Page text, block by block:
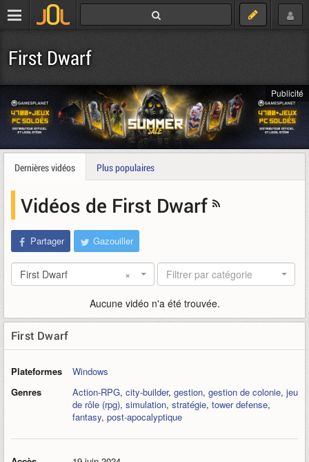
First Dwarf
Publicité
Dernières vidéos Plus populaires
Vidéos de First Dwarf
Partager Gazouiller
×
First Dwarf Filtrer par catégorie
Aucune vidéo n'a été trouvée.
First Dwarf
Plateformes
Windows
Genres
Action-RPG, city-builder, gestion, gestion de colonie, jeu
de rôle (rpg), simulation, stratégie, tower defense,
fantasy, post-apocalyptique